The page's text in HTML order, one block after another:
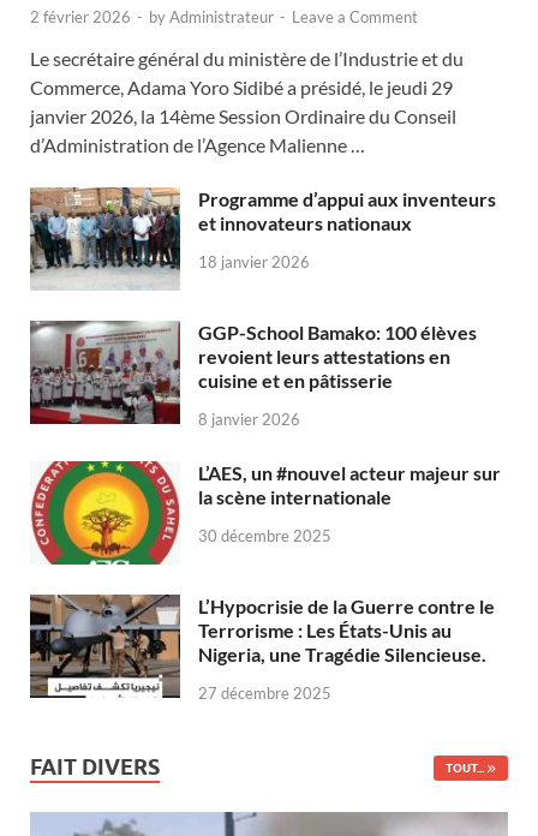
2 février 2026 - byAdministrateur - Leave a Comment
Le secrétaire général du ministère de l’Industrie et du
Commerce, Adama Yoro Sidibé a présidé, le jeudi 29
janvier 2026, la 14ème Session Ordinaire du Conseil
d’Administration de l’Agence Malienne …
Programme d’appui aux inventeurs
et innovateurs nationaux
18 janvier 2026
GGP-School Bamako: 100 élèves
revoient leurs attestations en
cuisine et en pâtisserie
8 janvier 2026
L’AES, un #nouvel acteur majeur sur
la scène internationale
30 décembre 2025
L’Hypocrisie de la Guerre contre le
Terrorisme : Les États-Unis au
Nigeria, une Tragédie Silencieuse.
27 décembre 2025
FAIT DIVERS TOUT...